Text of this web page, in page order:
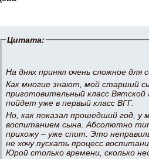
Цитата:
На днях принял очень сложное для
Как многие знают, мой старший
приготовительный класс
пойдет уже в первый класс ВГГ.
Но, как показал прошедший год, у
воспитанием сына. Абсолютно
прихожу – уже спит. Это
не хочу пускать процесс
Юрой столько времени, сколько